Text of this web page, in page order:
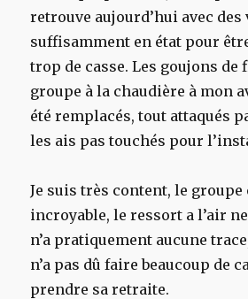
retrouve aujourd’hui avec des
suffisamment en état pour
trop de casse. Les goujons de
groupe à la chaudière à mon
été remplacés, tout attaqués
les ais pas touchés pour
Je suis très content, le groupe
incroyable, le ressort a l’air
n’a pratiquement aucune
n’a pas dû faire beaucoup de
prendre sa retraite.